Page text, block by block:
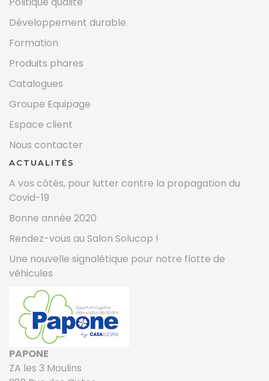
Développement durable
Formation
Produits phares
Catalogues
Groupe Equipage
Espace client
Nous contacter
ACTUALITÉS
A vos côtés, pour lutter contre la propagation du
Covid-19
Bonne année 2020
Rendez-vous au Salon Solucop !
Une nouvelle signalétique pour notre flotte de
véhicules
PAPONE
ZA les 3 Moulins